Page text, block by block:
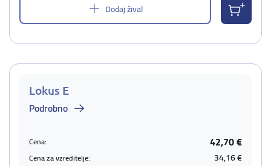
Dodaj žival
Lokus E
Podrobno
Cena: 42,70 €
Cena za vzreditelje: 34,16 €